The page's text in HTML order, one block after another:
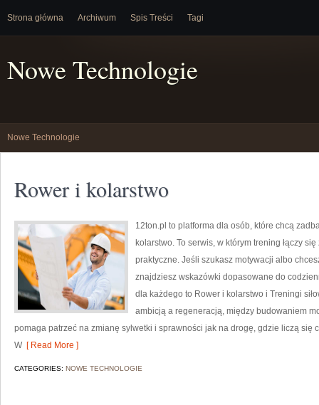
Strona główna Archiwum Spis Treści Tagi
Nowe Technologie
Nowe Technologie
Rower i kolarstwo
12ton.pl to platforma dla osób, które chcą
kolarstwo. To serwis, w którym trening łączy
praktyczne. Jeśli szukasz motywacji albo
znajdziesz wskazówki dopasowane do
dla każdego to Rower i kolarstwo i Treningi
ambicją a regeneracją, między budowaniem
pomaga patrzeć na zmianę sylwetki i sprawności jak na drogę, gdzie liczą się
W [ Read More ]
CATEGORIES: NOWE TECHNOLOGIE